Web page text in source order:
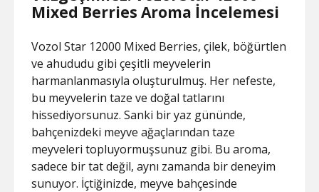
Mixed Berries Aroma İncelemesi
Vozol Star 12000 Mixed Berries, çilek, böğürtlen
ve ahududu gibi çeşitli meyvelerin
harmanlanmasıyla oluşturulmuş. Her nefeste,
bu meyvelerin taze ve doğal tatlarını
hissediyorsunuz. Sanki bir yaz gününde,
bahçenizdeki meyve ağaçlarından taze
meyveleri topluyormuşsunuz gibi. Bu aroma,
sadece bir tat değil, aynı zamanda bir deneyim
sunuyor. İçtiğinizde, meyve bahçesinde